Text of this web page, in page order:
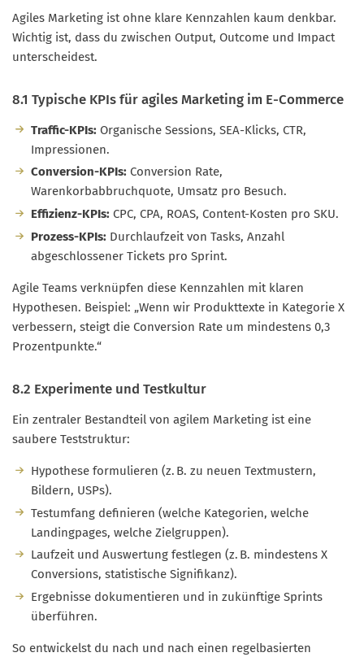
Agiles Marketing ist ohne klare Kennzahlen kaum denkbar.
Wichtig ist, dass du zwischen Output, Outcome und Impact
unterscheidest.
8.1 Typische KPIs für agiles Marketing im E-Commerce
Traffic-KPIs: Organische Sessions, SEA-Klicks, CTR,
Impressionen.
Conversion-KPIs: Conversion Rate,
Warenkorbabbruchquote, Umsatz pro Besuch.
Effizienz-KPIs: CPC, CPA, ROAS, Content-Kosten pro SKU.
Prozess-KPIs: Durchlaufzeit von Tasks, Anzahl
abgeschlossener Tickets pro Sprint.
Agile Teams verknüpfen diese Kennzahlen mit klaren
Hypothesen. Beispiel: „Wenn wir Produkttexte in Kategorie X
verbessern, steigt die Conversion Rate um mindestens 0,3
Prozentpunkte.“
8.2 Experimente und Testkultur
Ein zentraler Bestandteil von agilem Marketing ist eine
saubere Teststruktur:
Hypothese formulieren (z. B. zu neuen Textmustern,
Bildern, USPs).
Testumfang definieren (welche Kategorien, welche
Landingpages, welche Zielgruppen).
Laufzeit und Auswertung festlegen (z. B. mindestens X
Conversions, statistische Signifikanz).
Ergebnisse dokumentieren und in zukünftige Sprints
überführen.
So entwickelst du nach und nach einen regelbasierten